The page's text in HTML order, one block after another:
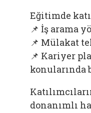
Eğitimde
📌 İş arama
📌 Mülakat
📌 Kariyer
konularında
donanımlı